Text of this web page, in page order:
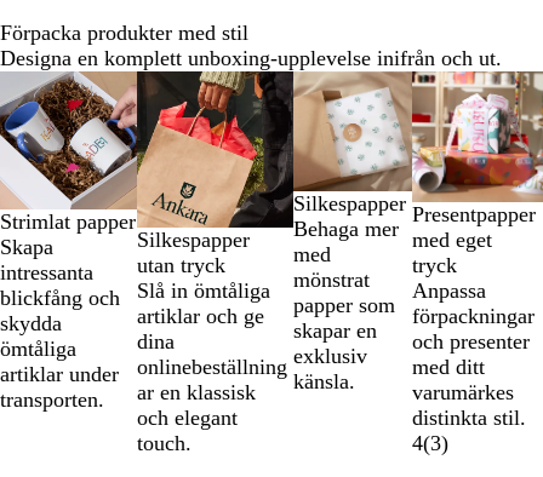
Förpacka produkter med stil
Designa en komplett unboxing-upplevelse inifrån och ut.
Strimlat papper
Skapa
intressanta
blickfång och
skydda
ömtåliga
artiklar under
transporten.
Silkespapper
utan tryck
Slå in ömtåliga
artiklar och ge
dina
onlinebeställning
ar en klassisk
och elegant
touch.
Silkespapper
Behaga mer
med
mönstrat
papper som
skapar en
exklusiv
känsla.
Presentpapper
med eget
tryck
Anpassa
förpackningar
och presenter
med ditt
varumärkes
distinkta stil.
4(3)
Bild
1
till
av
4